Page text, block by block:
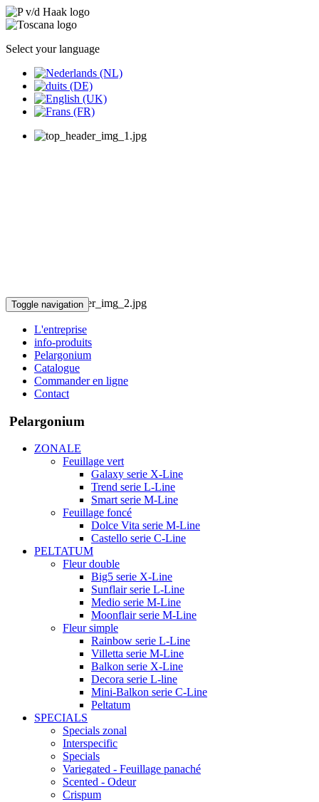
Select your language
Toggle navigation
L'entreprise
info-produits
Pelargonium
Catalogue
Commander en ligne
Contact
Pelargonium
ZONALE
Feuillage vert
Galaxy serie X-Line
Trend serie L-Line
Smart serie M-Line
Feuillage foncé
Dolce Vita serie M-Line
Castello serie C-Line
PELTATUM
Fleur double
Big5 serie X-Line
Sunflair serie L-Line
Medio serie M-Line
Moonflair serie M-Line
Fleur simple
Rainbow serie L-Line
Villetta serie M-Line
Balkon serie X-Line
Decora serie L-line
Mini-Balkon serie C-Line
Peltatum
SPECIALS
Specials zonal
Interspecific
Specials
Variegated - Feuillage panaché
Scented - Odeur
Crispum